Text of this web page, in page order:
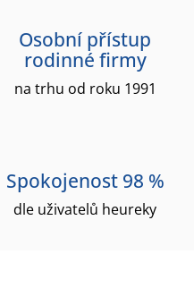
Osobní přístup
rodinné firmy
na trhu od roku 1991
Spokojenost 98 %
dle uživatelů heureky